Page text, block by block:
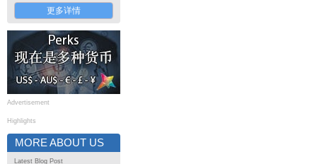
更多详情
Advertisement
Highlights
MORE ABOUT US
Latest Blog Post